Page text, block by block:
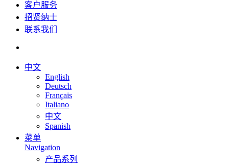
客户服务
招贤纳士
联系我们
中文
English
Deutsch
Français
Italiano
中文
Spanish
菜单
Navigation
产品系列